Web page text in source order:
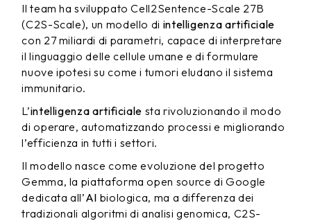
Il team ha sviluppato Cell2Sentence-Scale 27B
(C2S-Scale), un modello di intelligenza artificiale
con 27 miliardi di parametri, capace di interpretare
il linguaggio delle cellule umane e di formulare
nuove ipotesi su come i tumori eludano il sistema
immunitario.
L’intelligenza artificiale sta rivoluzionando il modo
di operare, automatizzando processi e migliorando
l’efficienza in tutti i settori.
Il modello nasce come evoluzione del progetto
Gemma, la piattaforma open source di Google
dedicata all’AI biologica, ma a differenza dei
tradizionali algoritmi di analisi genomica, C2S-